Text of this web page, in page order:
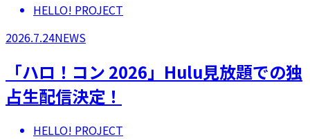
HELLO! PROJECT
2026.7.24NEWS
「ハロ！コン 2026」Hulu見放題での独
占生配信決定！
HELLO! PROJECT